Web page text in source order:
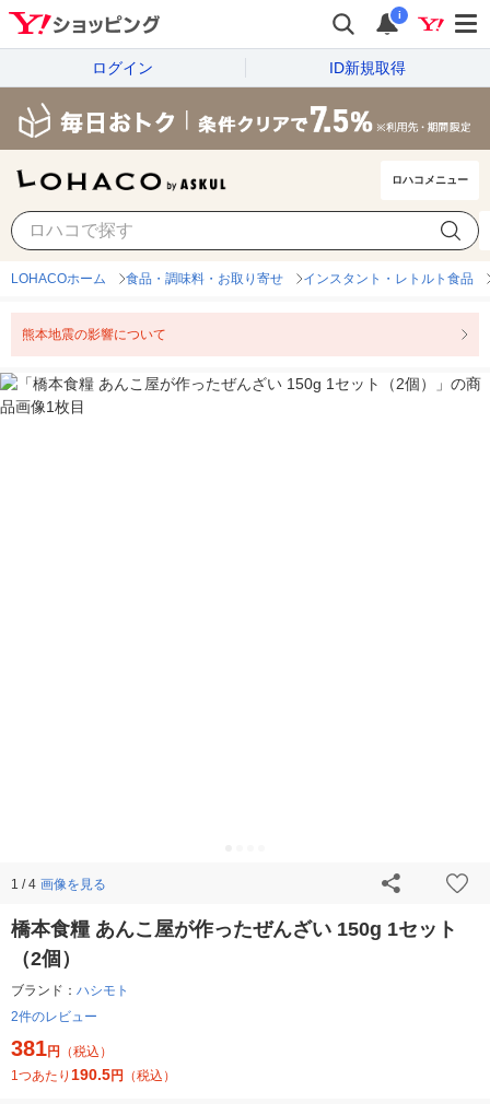
i
ログイン ID新規取得
ロハコメニュー
LOHACOホーム 食品・調味料・お取り寄せ インスタント・レトルト食品
熊本地震の影響について
1 / 4 画像を見る
橋本食糧 あんこ屋が作ったぜんざい 150g 1セット
（2個）
ブランド： ハシモト
2件のレビュー
381円
（税込）
1つあたり 190.5円 （税込）